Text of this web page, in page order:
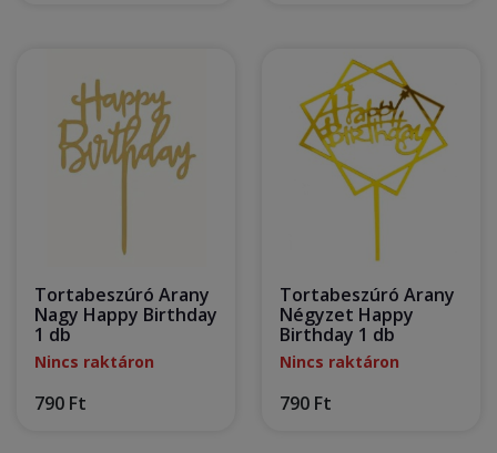
Tortabeszúró Arany
Nagy Happy Birthday
1 db
Nincs raktáron
790 Ft
Tortabeszúró Arany
Négyzet Happy
Birthday 1 db
Nincs raktáron
790 Ft